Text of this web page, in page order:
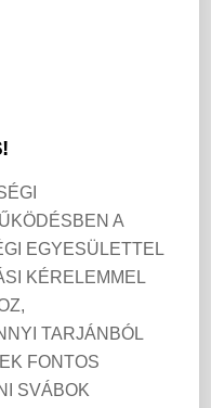
A
EGYESÜLETTEL
KÉRELEMMEL
TARJÁNBÓL
FONTOS
SVÁBOK